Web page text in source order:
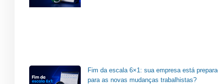
Fim da escala 6×1: sua empresa está
para as novas mudanças trabalhistas?